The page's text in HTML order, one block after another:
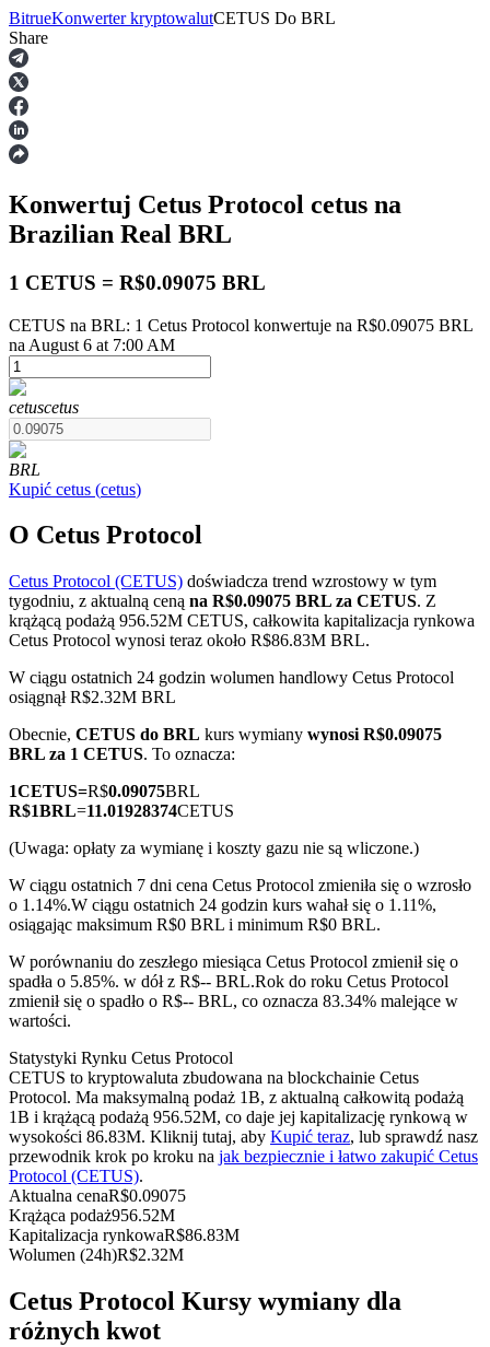
Kontrakty terminowe
Kontrakty terminowe na USDT
Kontrakty terminowe COIN-M
Kontrakty terminowe na kryptowaluty
TradFi
Instrumenty pochodne na akcje, forex, metale szlachetne i
towary
Kontrakty terminowe na USDC
Kontrakty futures wykorzystujące USDC jako zabezpieczenie
Kopiowanie Transakcji
BitrueKonwerter kryptowalutCETUS Do BRL
Share
Konwertuj Cetus Protocol cetus na
Brazilian Real BRL
1 CETUS = R$0.09075 BRL
CETUS na BRL: 1 Cetus Protocol konwertuje na R$0.09075 BRL
na August 6 at 7:00 AM
cetuscetus
BRL
Kupić cetus (cetus)
O Cetus Protocol
Cetus Protocol (CETUS) doświadcza trend wzrostowy w tym
tygodniu, z aktualną ceną na R$0.09075 BRL za CETUS. Z
krążącą podażą 956.52M CETUS, całkowita kapitalizacja rynkowa
Cetus Protocol wynosi teraz około R$86.83M BRL.
W ciągu ostatnich 24 godzin wolumen handlowy Cetus Protocol
osiągnął R$2.32M BRL
Obecnie, CETUS do BRL kurs wymiany wynosi R$0.09075
BRL za 1 CETUS. To oznacza:
1CETUS=R$0.09075BRL
R$1BRL=11.01928374CETUS
(Uwaga: opłaty za wymianę i koszty gazu nie są wliczone.)
W ciągu ostatnich 7 dni cena Cetus Protocol zmieniła się o wzrosło
o 1.14%.W ciągu ostatnich 24 godzin kurs wahał się o 1.11%,
osiągając maksimum R$0 BRL i minimum R$0 BRL.
W porównaniu do zeszłego miesiąca Cetus Protocol zmienił się o
spadła o 5.85%. w dół z R$-- BRL.Rok do roku Cetus Protocol
zmienił się o spadło o R$-- BRL, co oznacza 83.34% malejące w
wartości.
Statystyki Rynku Cetus Protocol
CETUS to kryptowaluta zbudowana na blockchainie Cetus
Protocol. Ma maksymalną podaż 1B, z aktualną całkowitą podażą
1B i krążącą podażą 956.52M, co daje jej kapitalizację rynkową w
wysokości 86.83M. Kliknij tutaj, aby Kupić teraz, lub sprawdź nasz
przewodnik krok po kroku na jak bezpiecznie i łatwo zakupić Cetus
Protocol (CETUS).
Aktualna cenaR$0.09075
Krążąca podaż956.52M
Kapitalizacja rynkowaR$86.83M
Wolumen (24h)R$2.32M
Cetus Protocol Kursy wymiany dla
różnych kwot